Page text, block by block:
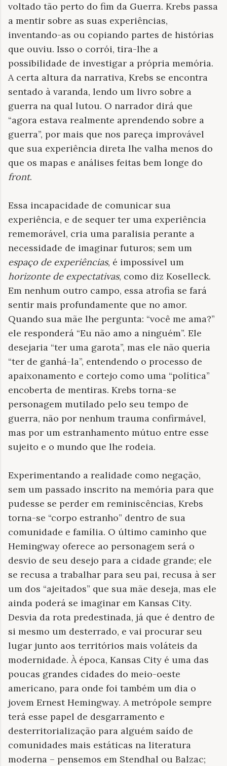
voltado tão perto do fim da Guerra. Krebs passa
a mentir sobre as suas experiências,
inventando-as ou copiando partes de histórias
que ouviu. Isso o corrói, tira-lhe a
possibilidade de investigar a própria memória.
A certa altura da narrativa, Krebs se encontra
sentado à varanda, lendo um livro sobre a
guerra na qual lutou. O narrador dirá que
“agora estava realmente aprendendo sobre a
guerra”, por mais que nos pareça improvável
que sua experiência direta lhe valha menos do
que os mapas e análises feitas bem longe do
front.
Essa incapacidade de comunicar sua
experiência, e de sequer ter uma experiência
rememorável, cria uma paralisia perante a
necessidade de imaginar futuros; sem um
espaço de experiências, é impossível um
horizonte de expectativas, como diz Koselleck.
Em nenhum outro campo, essa atrofia se fará
sentir mais profundamente que no amor.
Quando sua mãe lhe pergunta: “você me ama?”
ele responderá “Eu não amo a ninguém”. Ele
desejaria “ter uma garota”, mas ele não queria
“ter de ganhá-la”, entendendo o processo de
apaixonamento e cortejo como uma “política”
encoberta de mentiras. Krebs torna-se
personagem mutilado pelo seu tempo de
guerra, não por nenhum trauma confirmável,
mas por um estranhamento mútuo entre esse
sujeito e o mundo que lhe rodeia.
Experimentando a realidade como negação,
sem um passado inscrito na memória para que
pudesse se perder em reminiscências, Krebs
torna-se “corpo estranho” dentro de sua
comunidade e família. O último caminho que
Hemingway oferece ao personagem será o
desvio de seu desejo para a cidade grande; ele
se recusa a trabalhar para seu pai, recusa à ser
um dos “ajeitados” que sua mãe deseja, mas ele
ainda poderá se imaginar em Kansas City.
Desvia da rota predestinada, já que é dentro de
si mesmo um desterrado, e vai procurar seu
lugar junto aos territórios mais voláteis da
modernidade. À época, Kansas City é uma das
poucas grandes cidades do meio-oeste
americano, para onde foi também um dia o
jovem Ernest Hemingway. A metrópole sempre
terá esse papel de desgarramento e
desterritorialização para alguém saído de
comunidades mais estáticas na literatura
moderna – pensemos em Stendhal ou Balzac;